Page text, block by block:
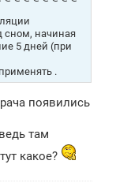
сном, начиная
5 дней (при
.
появились
там
какое?